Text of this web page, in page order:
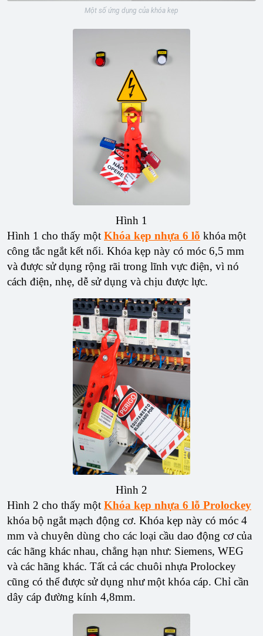
Một số ứng dụng của khóa kẹp
Hình 1
Hình 1 cho thấy một Khóa kẹp nhựa 6 lỗ khóa một
công tắc ngắt kết nối. Khóa kẹp này có móc 6,5 mm
và được sử dụng rộng rãi trong lĩnh vực điện, vì nó
cách điện, nhẹ, dễ sử dụng và chịu được lực.
Hình 2
Hình 2 cho thấy một Khóa kẹp nhựa 6 lỗ Prolockey
khóa bộ ngắt mạch động cơ. Khóa kẹp này có móc 4
mm và chuyên dùng cho các loại cầu dao động cơ của
các hãng khác nhau, chẳng hạn như: Siemens, WEG
và các hãng khác. Tất cả các chuôi nhựa Prolockey
cũng có thể được sử dụng như một khóa cáp. Chỉ cần
dây cáp đường kính 4,8mm.